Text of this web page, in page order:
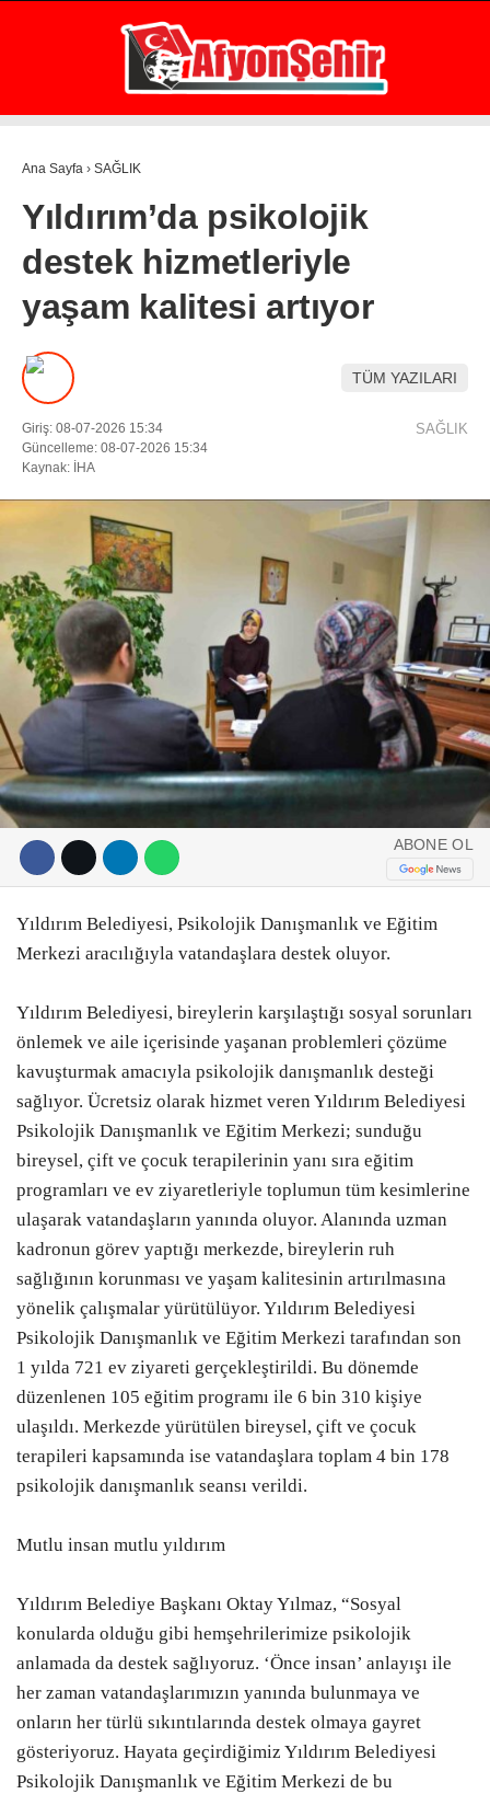
Facebook
Instagram
Youtube
20.4 °
AFYON
GÜNDEM
EKONOMİ
ASAYİŞ
POLİTİKA
SPOR
SAĞLIK
EĞİTİM
ÇEVRE
RESMI İLANLAR
E-GAZETE
CANLI YAYIN
Ana Sayfa › SAĞLIK
Yıldırım’da psikolojik
destek hizmetleriyle
yaşam kalitesi artıyor
TÜM YAZILARI
Giriş: 08-07-2026 15:34
Güncelleme: 08-07-2026 15:34
Kaynak: İHA
SAĞLIK
ABONE OL
Yıldırım Belediyesi, Psikolojik Danışmanlık ve Eğitim
Merkezi aracılığıyla vatandaşlara destek oluyor.
Yıldırım Belediyesi, bireylerin karşılaştığı sosyal sorunları
önlemek ve aile içerisinde yaşanan problemleri çözüme
kavuşturmak amacıyla psikolojik danışmanlık desteği
sağlıyor. Ücretsiz olarak hizmet veren Yıldırım Belediyesi
Psikolojik Danışmanlık ve Eğitim Merkezi; sunduğu
bireysel, çift ve çocuk terapilerinin yanı sıra eğitim
programları ve ev ziyaretleriyle toplumun tüm kesimlerine
ulaşarak vatandaşların yanında oluyor. Alanında uzman
kadronun görev yaptığı merkezde, bireylerin ruh
sağlığının korunması ve yaşam kalitesinin artırılmasına
yönelik çalışmalar yürütülüyor. Yıldırım Belediyesi
Psikolojik Danışmanlık ve Eğitim Merkezi tarafından son
1 yılda 721 ev ziyareti gerçekleştirildi. Bu dönemde
düzenlenen 105 eğitim programı ile 6 bin 310 kişiye
ulaşıldı. Merkezde yürütülen bireysel, çift ve çocuk
terapileri kapsamında ise vatandaşlara toplam 4 bin 178
psikolojik danışmanlık seansı verildi.
Mutlu insan mutlu yıldırım
Yıldırım Belediye Başkanı Oktay Yılmaz, “Sosyal
konularda olduğu gibi hemşehrilerimize psikolojik
anlamada da destek sağlıyoruz. ‘Önce insan’ anlayışı ile
her zaman vatandaşlarımızın yanında bulunmaya ve
onların her türlü sıkıntılarında destek olmaya gayret
gösteriyoruz. Hayata geçirdiğimiz Yıldırım Belediyesi
Psikolojik Danışmanlık ve Eğitim Merkezi de bu